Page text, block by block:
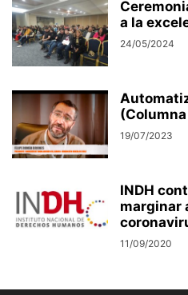
a la
24/05/2024
19/07/2023
INDH
marginar
11/09/2020